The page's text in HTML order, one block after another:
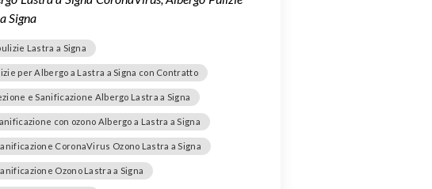
Signa
Lastra a Signa
per Albergo a Lastra a Signa con Contratto
e Sanificazione Albergo Lastra a Signa
con ozono Albergo a Lastra a Signa
CoronaVirus Ozono Lastra a Signa
Ozono Lastra a Signa